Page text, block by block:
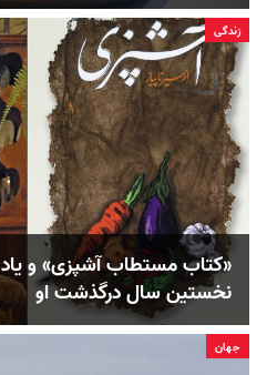
زندگی
«کتاب مستطاب آشپزی» و یاد
نخستین سال درگذشت او
جهان